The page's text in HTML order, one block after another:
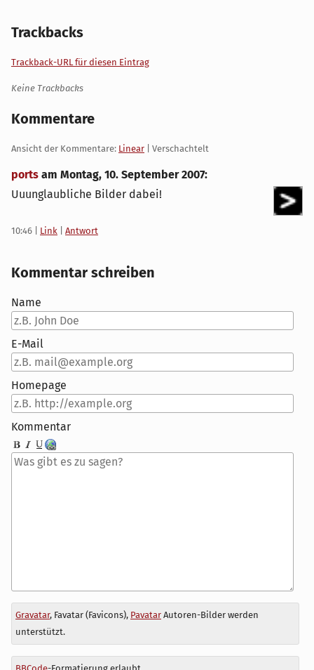
Trackbacks
Trackback-URL für diesen Eintrag
Keine Trackbacks
Kommentare
Ansicht der Kommentare: Linear | Verschachtelt
ports am Montag, 10. September 2007:
Uuunglaubliche Bilder dabei!
10:46 Link Antwort
Kommentar schreiben
Name
E-Mail
Homepage
Kommentar
Antwort
zu
Gravatar, Favatar (Favicons), PavatarAutoren-Bilder werden
unterstützt.